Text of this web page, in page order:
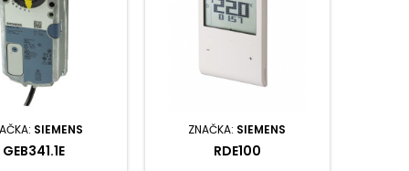
SIEMENS
GEB341.1E
ZNAČKA: SIEMENS
RDE100